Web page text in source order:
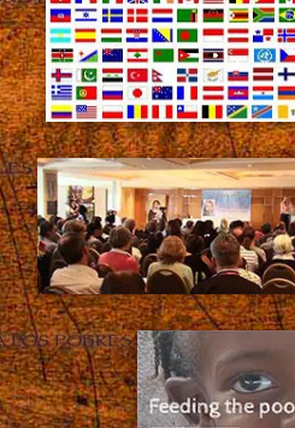
LOS POBRES